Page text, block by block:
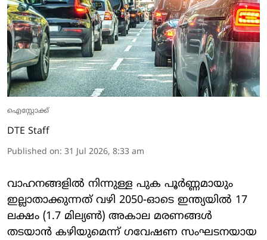
ഐസ്റ്റോക്ക്
DTE Staff
Published on: 31 Jul 2026, 8:33 am
വാഹനങ്ങളിൽ നിന്നുള്ള പുക പൂർണ്ണമായും
ഇല്ലാതാക്കുന്നത് വഴി 2050-ഓടെ ഇന്ത്യയിൽ 17
ലക്ഷം (1.7 മില്യൺ) അകാല മരണങ്ങൾ
തടയാൻ കഴിയുമെന്ന് ഗവേഷണ സംഘടനയായ